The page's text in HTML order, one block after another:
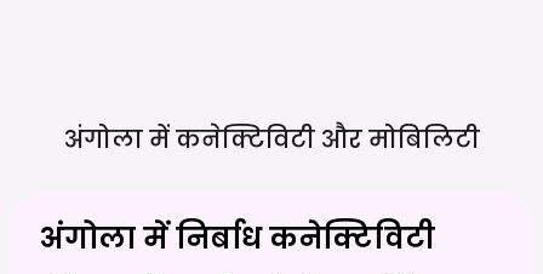
अंगोला में कनेक्टिविटी औरमोबिलिटी
अंगोला में निर्बाध कनेक्टिविटी